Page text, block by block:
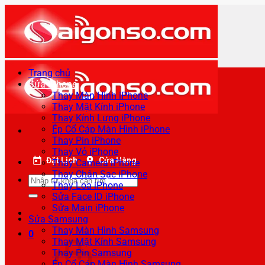
qua
nội
dung
Đặt Lịch Cửa Hàng
Tìm
kiếm:
0
Trang chủ
Sửa iPhone
Thay Màn Hình iPhone
Thay Mặt Kính iPhone
Thay Kính Lưng iPhone
Ép Cổ Cáp Màn Hình iPhone
Thay Pin iPhone
Thay Vỏ iPhone
Thay Camera iPhone
Thay Chân Sạc iPhone
Thay Loa iPhone
Sửa Face ID iPhone
Sửa Main iPhone
Sửa Samsung
Thay Màn Hình Samsung
Thay Mặt Kính Samsung
Thay Pin Samsung